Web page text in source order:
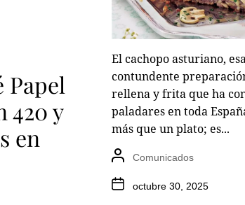
El cachopo asturiano,
contundente
rellena y frita que ha
paladares en toda
más que un plato; es...
Comunicados
octubre 30, 2025
Papel
420 y
en